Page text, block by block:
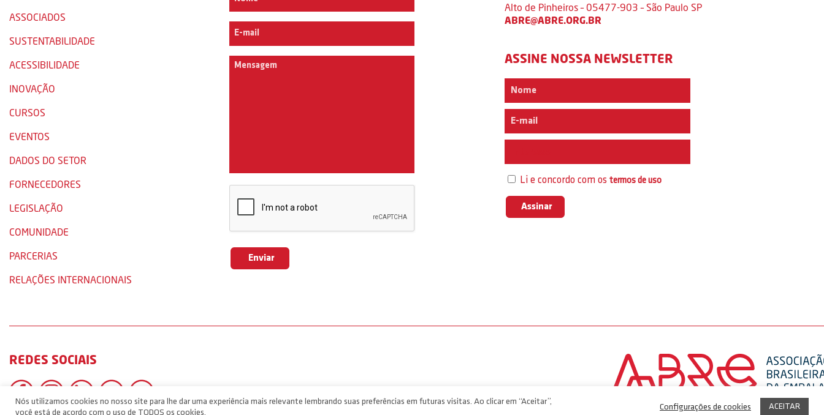
ASSOCIADOS
SUSTENTABILIDADE
ACESSIBILIDADE
INOVAÇÃO
CURSOS
EVENTOS
DADOS DO SETOR
FORNECEDORES
LEGISLAÇÃO
COMUNIDADE
PARCERIAS
RELAÇÕES INTERNACIONAIS
Alto de Pinheiros – 05477-903 – São Paulo SP
ABRE@ABRE.ORG.BR
ASSINE NOSSA NEWSLETTER
Li e concordo com ostermos de uso
REDES SOCIAIS
Nós utilizamos cookies no nosso site para lhe dar uma experiência mais relevante lembrando suas preferências em futuras visitas. Ao clicar em “Aceitar”,
você está de acordo com o uso de TODOS os cookies.
Configurações de cookies ACEITAR